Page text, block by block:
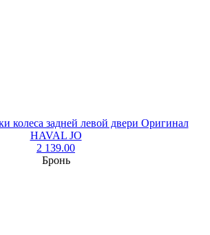
колеса задней левой двери Оригинал
HAVAL JO
2 139.00
Бронь